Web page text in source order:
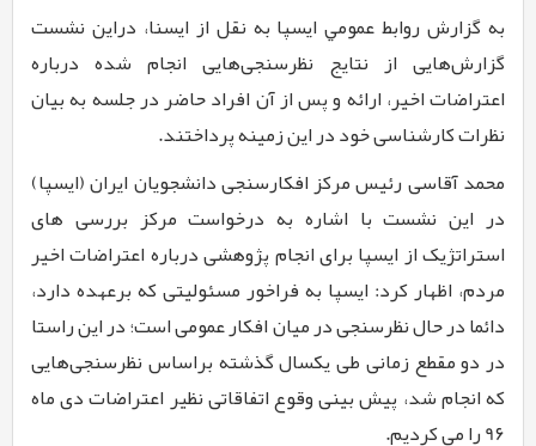
به گزارشروابط عمومي ايسپا به نقل از ایسنا، دراین نشست
گزارش‌هایی از نتایج نظرسنجی‌هایی انجام شده درباره
اعتراضات اخیر، ارائه و پس از آن افراد حاضر در جلسه به بیان
نظرات کارشناسی خود در این زمینه پرداختند.
محمد آقاسیرئیس مرکز افکارسنجی دانشجویان ایران (ایسپا)
در این نشست با اشاره به درخواست مرکز بررسی های
استراتژیک از ایسپا برای انجام پژوهشی درباره اعتراضات اخیر
مردم، اظهار کرد: ایسپا به فراخور مسئولیتی که برعهده دارد،
دائما در حال نظرسنجی در میان افکار عمومی است؛ در این راستا
در دو مقطع زمانی طی یکسال گذشته براساس نظرسنجی‌هایی
که انجام شد، پیش بینی وقوع اتفاقاتی نظیر اعتراضات دی ماه
9۶را می کردیم.